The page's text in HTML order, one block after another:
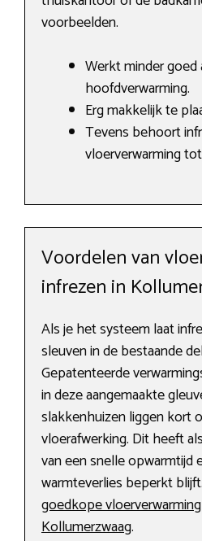
voorbeelden.
Werkt minder goed
hoofdverwarming.
Erg makkelijk te
Tevens behoort
vloerverwarming
Voordelen van
infrezen in
Als je het systeem laat
sleuven in de bestaande
Gepatenteerde
in deze aangemaakte
slakkenhuizen liggen kort
vloerafwerking. Dit heeft
van een snelle opwarmtijd
warmteverlies beperkt
goedkope
Kollumerzwaag.